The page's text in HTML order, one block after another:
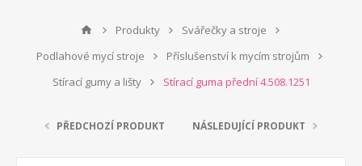
Produkty
Svářečky a stroje
Podlahové mycí stroje
Příslušenství k mycím strojům
Stírací gumy a lišty
Stírací guma přední 4.508.1251
PŘEDCHOZÍ PRODUKT NÁSLEDUJÍCÍ PRODUKT